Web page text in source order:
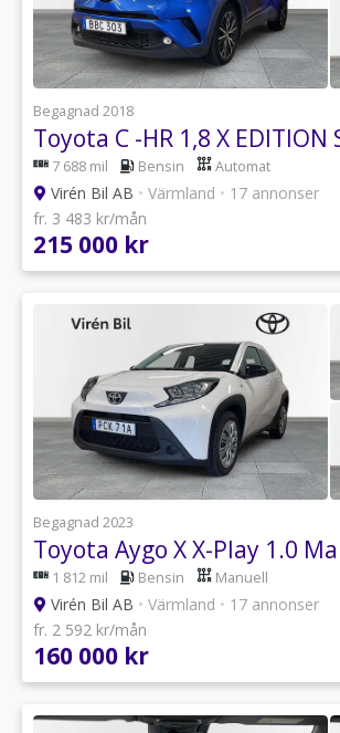
Begagnad 2018
7 688 mil Bensin Automat
Virén Bil AB • Värmland • 17 annonser
fr. 3 483 kr/mån
215 000 kr
Begagnad 2023
Toyota Aygo X X-Play 1.0
1 812 mil Bensin Manuell
Virén Bil AB • Värmland • 17 annonser
fr. 2 592 kr/mån
160 000 kr